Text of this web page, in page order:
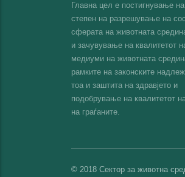
Главна цел е постигнување
степен на разрешување на
сферата на животната
и зачувување на квалитетот
медиуми на животната
рамките на законските
тоа и заштита на здравјето и
подобрување на квалитетот
на граѓаните.
© 2018 Сектор за животна